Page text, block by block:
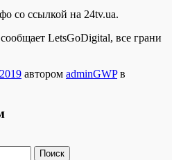
со ссылкой на 24tv.ua.
LetsGoDigital, все грани
автором adminGWPв